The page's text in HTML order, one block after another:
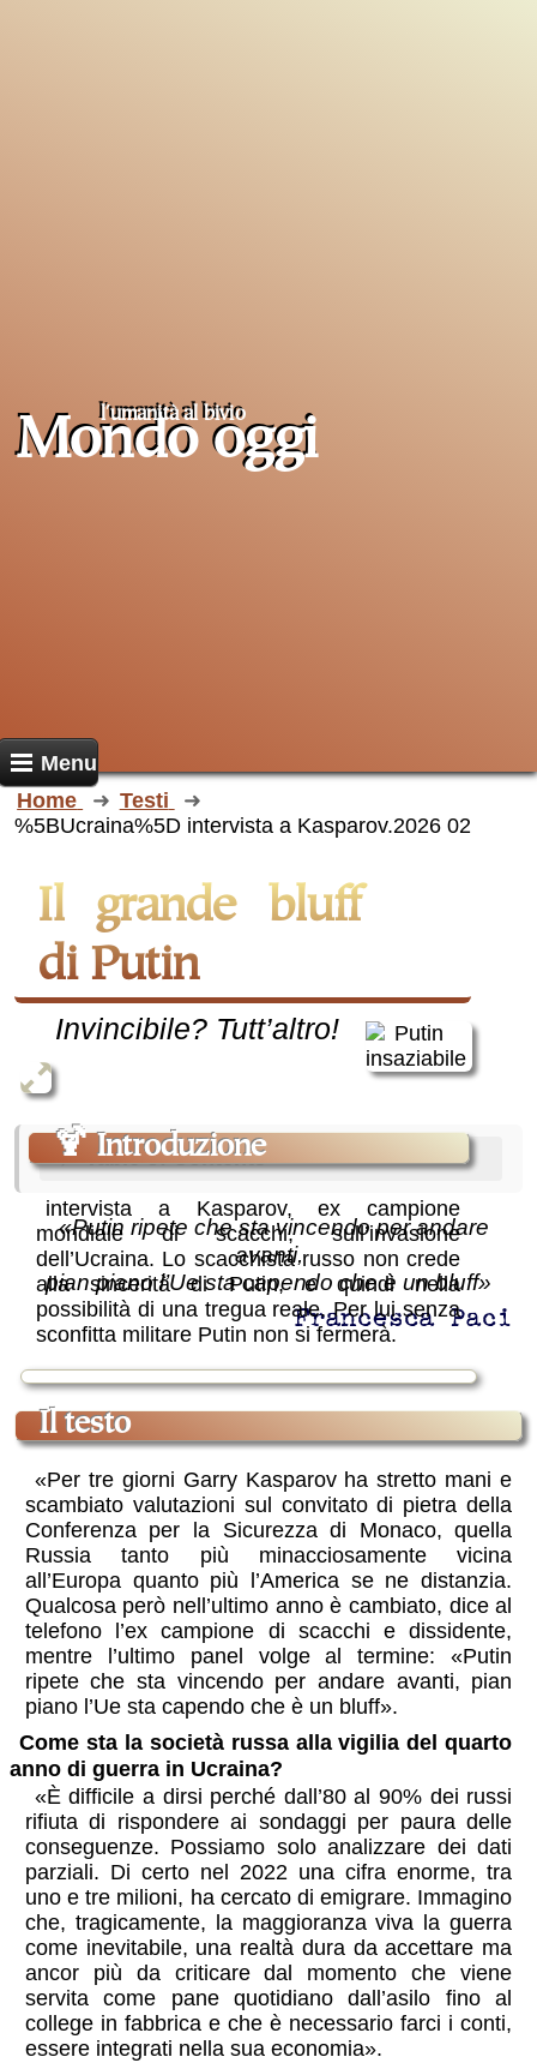
Mondo oggi
l'umanità albivio
Menu
Home
Testi
%5BUcraina%5D intervista a Kasparov.2026 02
Il grande bluff
di Putin
Invincibile? Tutt’altro!
Table of Contents
«Putin ripete che sta vincendo per andare
avanti,
pian piano l’Ue sta capendo che è un bluff»
Francesca Paci
🍹 Introduzione
intervista a Kasparov, ex campione
mondiale di scacchi, sull’invasione
dell’Ucraina. Lo scacchista russo non crede
alla sincerità di Putin, e quindi nella
possibilità di una tregua reale. Per lui senza
sconfitta militare Putin non si fermerà.
il testo
«Per tre giorni Garry Kasparov ha stretto mani e
scambiato valutazioni sul convitato di pietra della
Conferenza per la Sicurezza di Monaco, quella
Russia tanto più minacciosamente vicina
all’Europa quanto più l’America se ne distanzia.
Qualcosa però nell’ultimo anno è cambiato, dice al
telefono l’ex campione di scacchi e dissidente,
mentre l’ultimo panel volge al termine: «Putin
ripete che sta vincendo per andare avanti, pian
piano l’Ue sta capendo che è un bluff».
Come sta la società russa alla vigilia del quarto
anno di guerra in Ucraina?
«È difficile a dirsi perché dall’80 al 90% dei russi
rifiuta di rispondere ai sondaggi per paura delle
conseguenze. Possiamo solo analizzare dei dati
parziali. Di certo nel 2022 una cifra enorme, tra
uno e tre milioni, ha cercato di emigrare. Immagino
che, tragicamente, la maggioranza viva la guerra
come inevitabile, una realtà dura da accettare ma
ancor più da criticare dal momento che viene
servita come pane quotidiano dall’asilo fino al
college in fabbrica e che è necessario farci i conti,
essere integrati nella sua economia».